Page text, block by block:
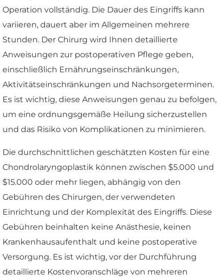
Operation vollständig. Die Dauer des Eingriffs kann
variieren, dauert aber im Allgemeinen mehrere
Stunden. Der Chirurg wird Ihnen detaillierte
Anweisungen zur postoperativen Pflege geben,
einschließlich Ernährungseinschränkungen,
Aktivitätseinschränkungen und Nachsorgeterminen.
Es ist wichtig, diese Anweisungen genau zu befolgen,
um eine ordnungsgemäße Heilung sicherzustellen
und das Risiko von Komplikationen zu minimieren.
Die durchschnittlichen geschätzten Kosten für eine
Chondrolaryngoplastik können zwischen $5.000 und
$15.000 oder mehr liegen, abhängig von den
Gebühren des Chirurgen, der verwendeten
Einrichtung und der Komplexität des Eingriffs. Diese
Gebühren beinhalten keine Anästhesie, keinen
Krankenhausaufenthalt und keine postoperative
Versorgung. Es ist wichtig, vor der Durchführung
detaillierte Kostenvoranschläge von mehreren